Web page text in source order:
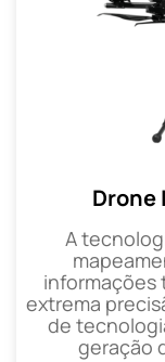
Drone
A
informações
extrema
de
geração